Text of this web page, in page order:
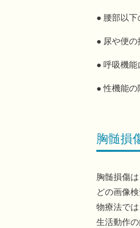
● 腰部以
● 尿や便
● 呼吸機
● 性機能の
胸髄損
胸髄損傷
どの画像
物療法で
生活動作